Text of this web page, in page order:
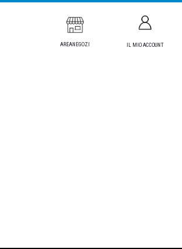
AREANEGOZI IL MIO ACCOUNT